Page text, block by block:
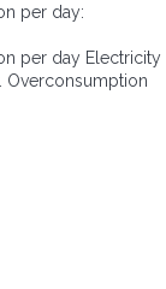
per day:
per day Electricity
Overconsumption